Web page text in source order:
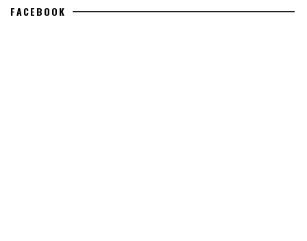
FACEBOOK